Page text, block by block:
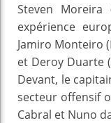
Steven Moreira
expérience
Jamiro Monteiro
et Deroy Duarte
Devant, le
secteur offensif
Cabral et Nuno